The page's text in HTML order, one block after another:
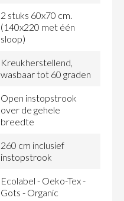
2 stuks 60x70 cm.
(140x220 met één
sloop)
Kreukherstellend,
wasbaar tot 60 graden
Open instopstrook
over de gehele
breedte
260 cm inclusief
instopstrook
Ecolabel - Oeko-Tex -
Gots - Organic